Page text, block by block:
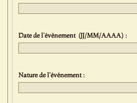
Date de l'évènement (JJ/MM/AAAA) :
Nature de l'événement :